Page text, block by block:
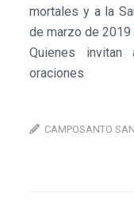
mortales y a la
de marzo de 2019
Quienes
oraciones
CAMPOSANTO